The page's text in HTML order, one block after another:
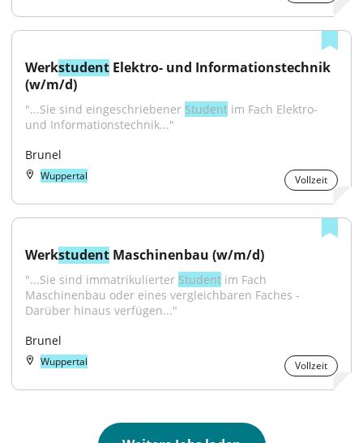
Werkstudent Elektro- und Informationstechnik
(w/m/d)
"...Sie sind eingeschriebener Student im Fach Elektro-
und Informationstechnik..."
Brunel
Wuppertal Vollzeit
Werkstudent Maschinenbau (w/m/d)
"...Sie sind immatrikulierter Student im Fach
Maschinenbau oder eines vergleichbaren Faches -
Darüber hinaus verfügen..."
Brunel
Wuppertal Vollzeit